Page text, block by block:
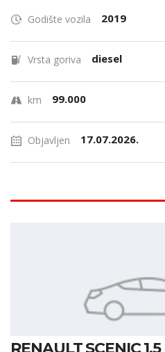
Godište vozila 2019
Vrsta goriva diesel
km 99.000
Objavljen 17.07.2026.
RENAULT SCENIC